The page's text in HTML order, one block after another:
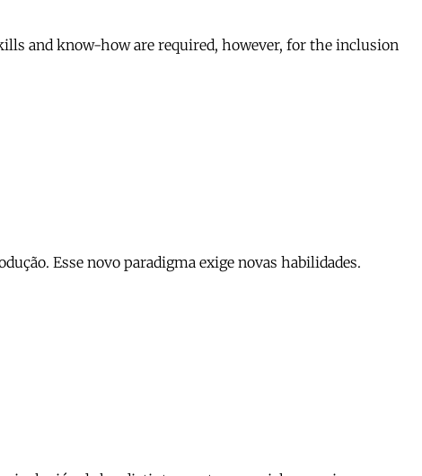
and know-how are required, however, for the inclusion
Esse novo paradigma exige novas habilidades.